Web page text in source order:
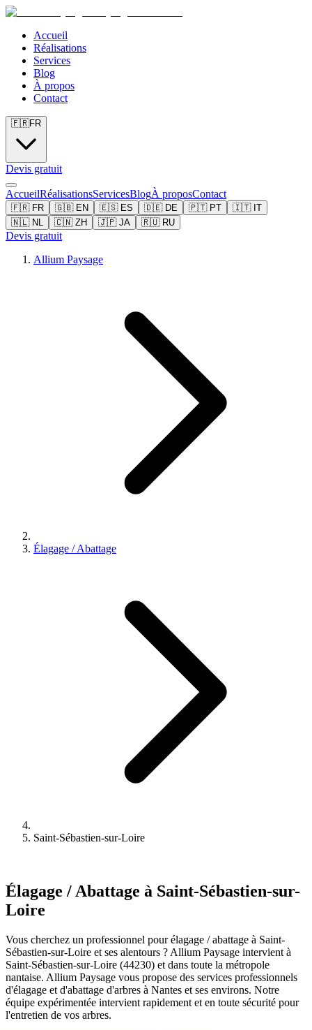
Accueil
Réalisations
Services
Blog
À propos
Contact
🇫🇷FR
Devis gratuit
AccueilRéalisationsServicesBlogÀ proposContact
🇫🇷 FR 🇬🇧 EN 🇪🇸 ES 🇩🇪 DE 🇵🇹 PT 🇮🇹 IT
🇳🇱 NL 🇨🇳 ZH 🇯🇵 JA 🇷🇺 RU
Devis gratuit
Allium Paysage
Élagage / Abattage
Saint-Sébastien-sur-Loire
Élagage / Abattage à Saint-Sébastien-sur-
Loire
Vous cherchez un professionnel pour élagage / abattage à Saint-
Sébastien-sur-Loire et ses alentours ? Allium Paysage intervient à
Saint-Sébastien-sur-Loire (44230) et dans toute la métropole
nantaise. Allium Paysage vous propose des services professionnels
d'élagage et d'abattage d'arbres à Nantes et ses environs. Notre
équipe expérimentée intervient rapidement et en toute sécurité pour
l'entretien de vos arbres.